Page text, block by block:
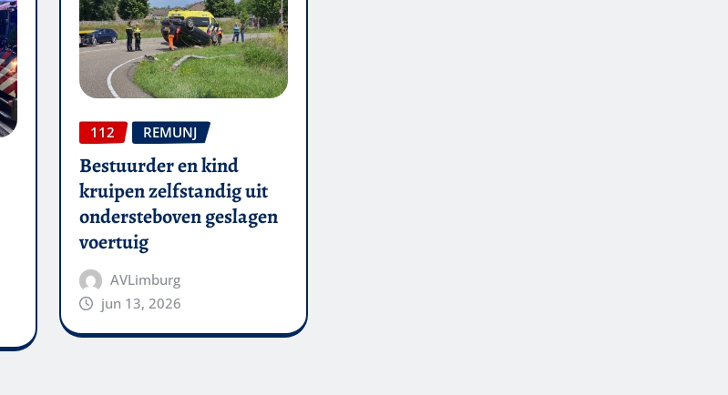
112 REMUNJ
Bestuurder en kind
kruipen zelfstandig uit
ondersteboven geslagen
voertuig
AVLimburg
jun 13, 2026